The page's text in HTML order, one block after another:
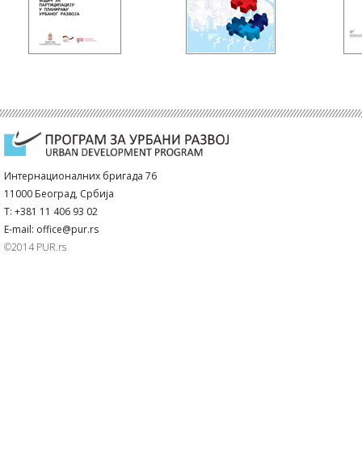
Интернационалних бригада 76
11000 Београд, Србија
T: +381 11 406 93 02
E-mail: office@pur.rs
©2014 PUR.rs